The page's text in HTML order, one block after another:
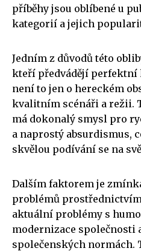
příběhy jsou oblíbené u
kategorií a jejich
Jedním z důvodů této
kteří předvádějí perfektní
není to jen o hereckém
kvalitním scénáři a režii.
má dokonalý smysl pro
a naprostý absurdismus,
skvělou podívání se na
Dalším faktorem je
problémů
aktuální problémy s
modernizace společnosti
společenských normách.